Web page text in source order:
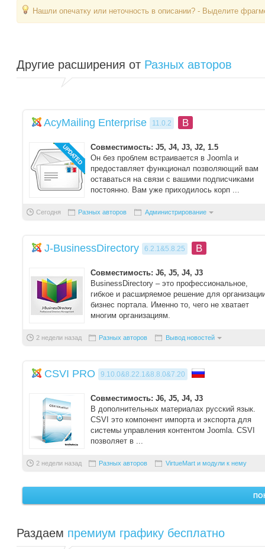
Нашли опечатку или неточность в описании? - Выделите
Другие расширения от Разных авторов
AcyMailing Enterprise 11.0.2 B
Совместимость: J5, J4, J3, J2, 1.5
Он без проблем встраивается в Joomla и
предоставляет функционал позволяющий вам
оставаться на связи с вашими подписчиками
постоянно. Вам уже приходилось корп ...
Сегодня Разных авторов Администрирование
J-BusinessDirectory 6.2.1&5.8.25 B
Совместимость: J6, J5, J4, J3
BusinessDirectory – это профессиональное,
гибкое и расширяемое решение для
бизнес портала. Именно то, чего не хватает
многим организациям.
2 недели назад Разных авторов Вывод новостей
CSVI PRO 9.10.0&8.22.1&8.8.0&7.20
Совместимость: J6, J5, J4, J3
В дополнительных материалах русский язык.
CSVI это компонент импорта и экспорта для
системы управления контентом Joomla. CSVI
позволяет в ...
2 недели назад Разных авторов VirtueMart и модули к нему
Раздаем премиум графику бесплатно